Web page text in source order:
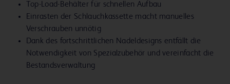
Top-Load-Behälter für schnellen Aufbau
Einrasten der Schlauchkassette macht manuelles
Verschrauben unnötig
Dank des fortschrittlichen Nadeldesigns entfällt die
Notwendigkeit von Spezialzubehör und vereinfacht die
Bestandsverwaltung